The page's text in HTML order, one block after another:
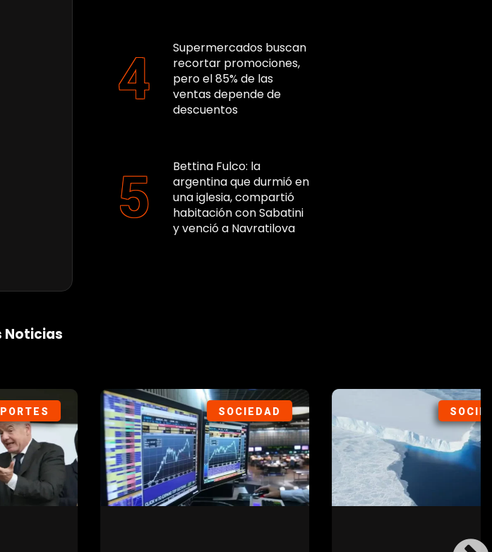
Supermercados buscan
recortar promociones,
pero el 85% de las
ventas depende de
descuentos
Bettina Fulco: la
argentina que durmió en
una iglesia, compartió
habitación con Sabatini
y venció a Navratilova
Noticias
SOCIEDAD